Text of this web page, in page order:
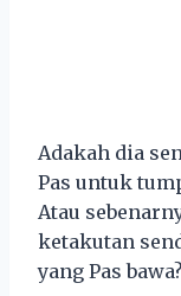
Adakah dia
Pas untuk
Atau
ketakutan
yang Pas bawa?